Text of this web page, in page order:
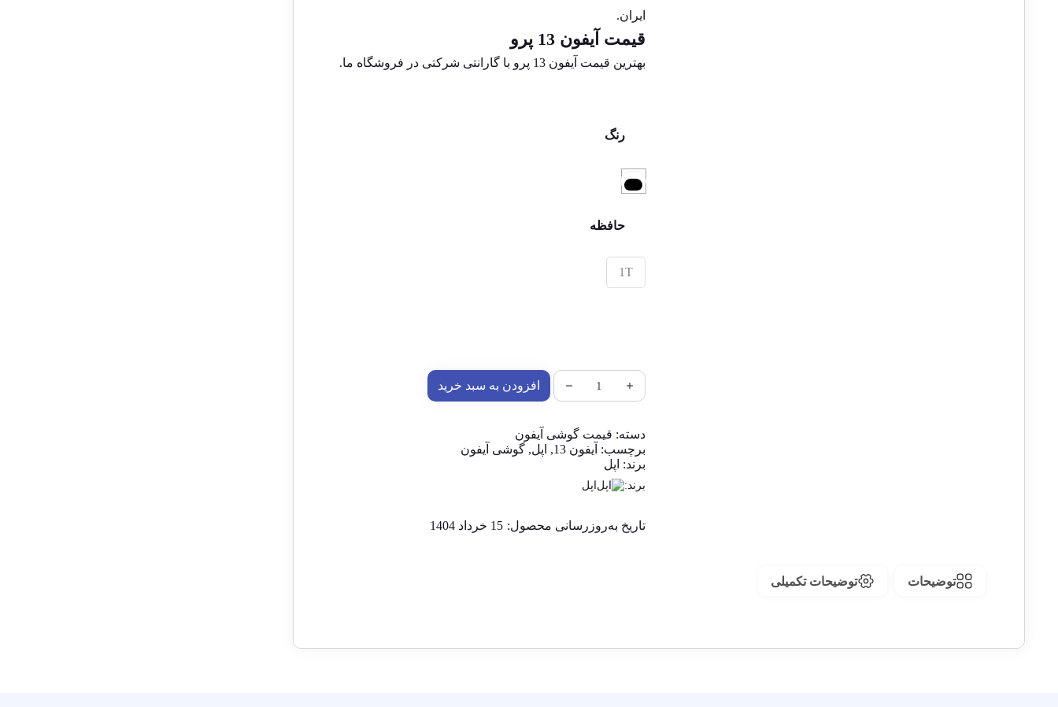
ایران.
قیمت آیفون 13 پرو
بهترین قیمت آیفون 13 پرو با گارانتی شرکتی در فروشگاه ما.
رنگ
حافظه
1T
افزودن به سبد خرید
دسته: قیمت گوشی آیفون
برچسب: آیفون 13 , اپل,گوشی آیفون
برند: اپل
برند: اپل
تاریخ به‌روزرسانی محصول: 15 خرداد 1404
توضیحات توضیحات تکمیلی